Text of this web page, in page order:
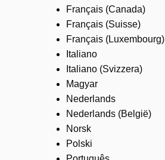
Français (Canada)
Français (Suisse)
Français (Luxembourg)
Italiano
Italiano (Svizzera)
Magyar
Nederlands
Nederlands (België)
Norsk
Polski